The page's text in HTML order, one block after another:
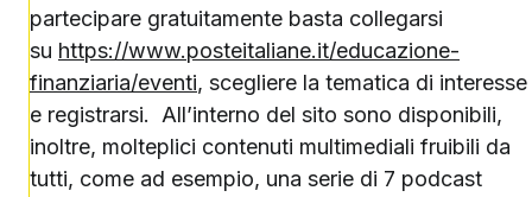
partecipare gratuitamente basta collegarsi
su https://www.posteitaliane.it/educazione-
finanziaria/eventi, scegliere la tematica di interesse
e registrarsi. All’interno del sito sono disponibili,
inoltre, molteplici contenuti multimediali fruibili da
tutti, come ad esempio, una serie di 7 podcast